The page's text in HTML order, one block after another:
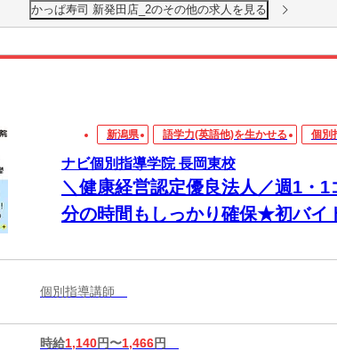
かっぱ寿司 新発田店_2のその他の求人を見る
新潟県 語学力(英語他)を生かせる 個別
ナビ個別指導学院 長岡東校
＼健康経営認定優良法人／週1・1
分の時間もしっかり確保★初バイ
個別指導講師
時給1,140円〜1,466円